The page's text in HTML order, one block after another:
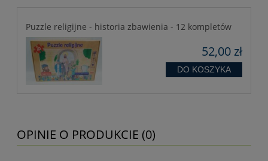
Puzzle religijne - historia zbawienia - 12 kompletów
52,00 zł
DO KOSZYKA
OPINIE O PRODUKCIE (0)